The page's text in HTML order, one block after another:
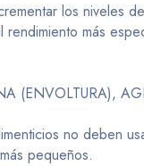
los niveles
rendimiento más
(ENVOLTURA),
no deben
pequeños.